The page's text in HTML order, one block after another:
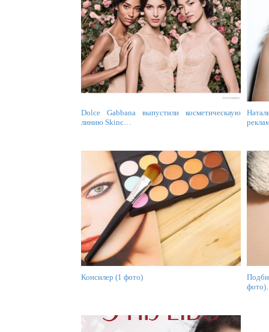
Dolce Gabbana выпустили косметическаую
линию Skinc…
Консилер (1 фото)